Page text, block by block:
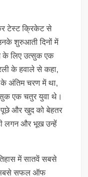
टेस्ट क्रिकेट से
शुरुआती दिनों में
के लिए उत्सुक एक
के हवाले से कहा,
अंतिम चरण में था,
एक चतुर युवा थे।
पूछे और खुद को बेहतर
लगन और भूख उन्हें
में सातवें सबसे
सबसे सफल ऑफ